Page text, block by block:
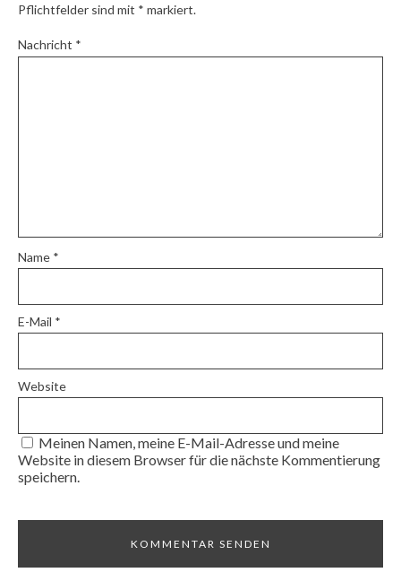
Pflichtfelder sind mit * markiert.
Nachricht *
Name *
E-Mail *
Website
Meinen Namen, meine E-Mail-Adresse und meine
Website in diesem Browser für die nächste Kommentierung
speichern.